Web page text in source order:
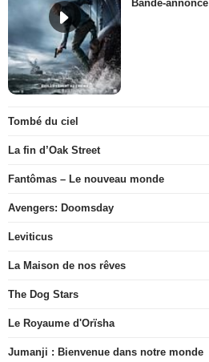
Bande-annonce
Tombé du ciel
La fin d’Oak Street
Fantômas – Le nouveau monde
Avengers: Doomsday
Leviticus
La Maison de nos rêves
The Dog Stars
Le Royaume d'Orïsha
Jumanji : Bienvenue dans notre monde